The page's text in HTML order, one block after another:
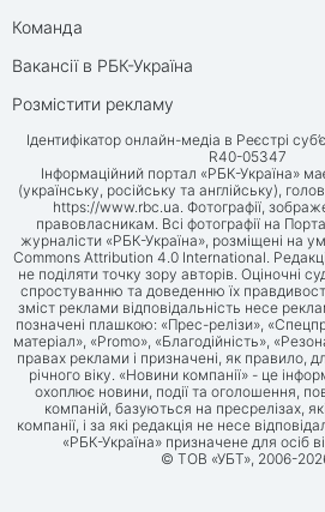
Команда
Вакансії в РБК-Україна
Розмістити рекламу
Ідентифікатор онлайн-медіа в Реєстрі
R40-05347
Інформаційний портал «РБК-Україна»
(українську, російську та англійську),
https://www.rbc.ua. Фотографії,
правовласникам. Всі фотографії на
журналісти «РБК-Україна», розміщені на
Commons Attribution 4.0 International.
не поділяти точку зору авторів. Оціночні
спростуванню та доведенню їх
зміст реклами відповідальність несе
позначені плашкою: «Прес-релізи»,
матеріал», «Promo», «Благодійність»,
правах реклами і призначені, як правило,
річного віку. «Новини компанії» - це
охоплює новини, події та оголошення,
компаній, базуються на пресрелізах,
компанії, і за які редакція не несе
«РБК-Україна» призначене для осіб
© ТОВ «УБТ», 2006-